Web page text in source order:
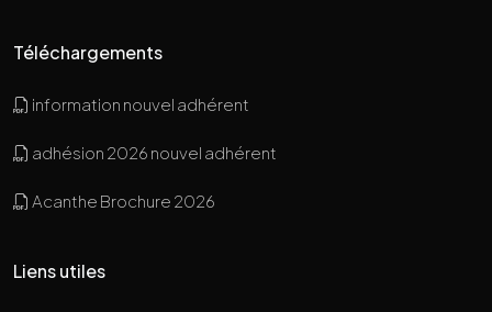
Téléchargements
information nouvel adhérent
adhésion 2026 nouvel adhérent
Acanthe Brochure 2026
Liens utiles